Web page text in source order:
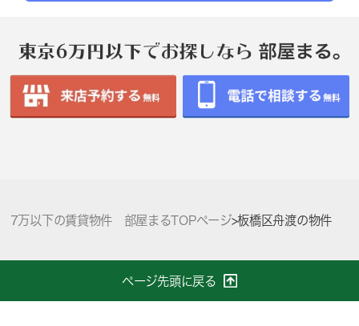
7万以下の賃貸物件 部屋まるTOPページ>板橋区舟渡の物件
ページ先頭に戻る